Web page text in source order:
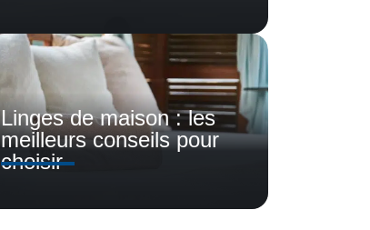
Linges de maison : les
meilleurs conseils pour
choisir